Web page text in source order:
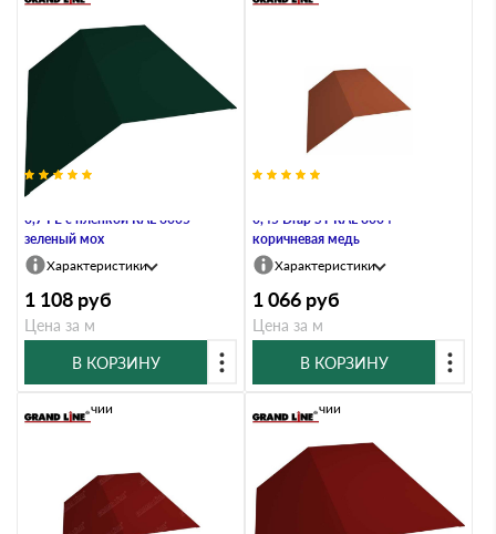
Планка конька плоского 190х190
0,7 PE с пленкой RAL 6005
зеленый мох
Характеристики
1 108 руб
Цена за м
В КОРЗИНУ
0,45 Drap ST RAL 8004
коричневая медь
Характеристики
1 066 руб
Цена за м
В КОРЗИНУ
В наличии В наличии